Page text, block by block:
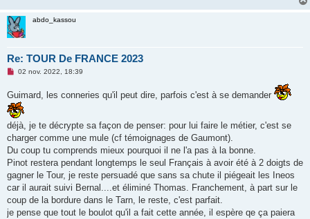
abdo_kassou
Re: TOUR De FRANCE 2023
M
s
a
g
e
n
o
l
u
02 nov. 2022, 18:39
Guimard, les conneries qu'il peut dire, parfois c'est à se demander
déjà, je te décrypte sa façon de penser: pour lui faire le métier, c'est se
charger comme une mule (cf témoignages de Gaumont).
Du coup tu comprends mieux pourquoi il ne l'a pas à la bonne.
Pinot restera pendant longtemps le seul Français à avoir été à 2 doigts de
gagner le Tour, je reste persuadé que sans sa chute il piégeait les Ineos
car il aurait suivi Bernal....et éliminé Thomas. Franchement, à part sur le
coup de la bordure dans le Tarn, le reste, c'est parfait.
je pense que tout le boulot qu'il a fait cette année, il espère qe ça paiera